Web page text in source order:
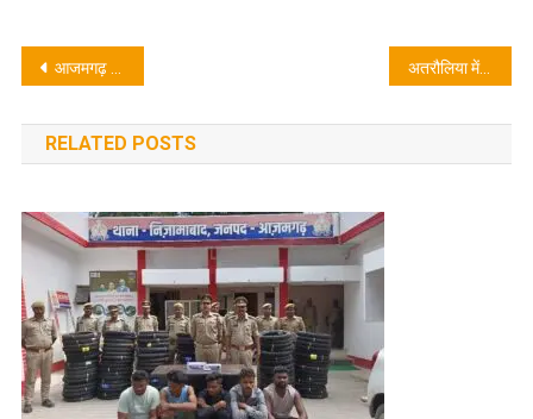
Post
navigation
आजमगढ़ में अंतर्जनपदी चोरी गिरोह का पर्दाफाश,5 शातिर चोर गिरफ्तार अतरौलिया में करवा चौथ की रौनक बाजारों में खरीदारी की चहल-पहल
RELATED POSTS